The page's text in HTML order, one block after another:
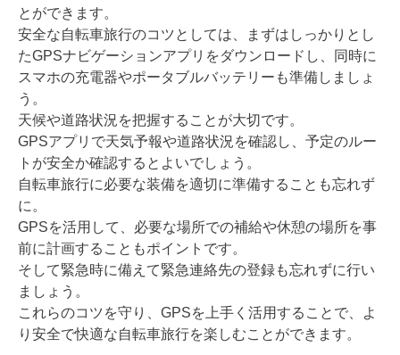
とができます。
安全な自転車旅行のコツとしては、まずはしっかりとし
たGPSナビゲーションアプリをダウンロードし、同時に
スマホの充電器やポータブルバッテリーも準備しましょ
う。
天候や道路状況を把握することが大切です。
GPSアプリで天気予報や道路状況を確認し、予定のルー
トが安全か確認するとよいでしょう。
自転車旅行に必要な装備を適切に準備することも忘れず
に。
GPSを活用して、必要な場所での補給や休憩の場所を事
前に計画することもポイントです。
そして緊急時に備えて緊急連絡先の登録も忘れずに行い
ましょう。
これらのコツを守り、GPSを上手く活用することで、よ
り安全で快適な自転車旅行を楽しむことができます。